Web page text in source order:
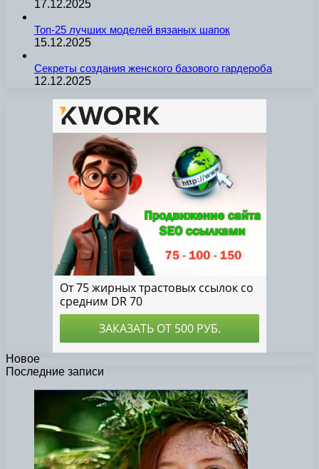
17.12.2025
Топ-25 лучших моделей вязаных шапок
15.12.2025
Секреты создания женского базового гардероба
12.12.2025
Новое
Последние записи